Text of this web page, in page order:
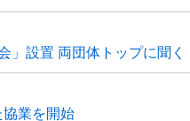
」設置 両団体トップに聞く
業を開始